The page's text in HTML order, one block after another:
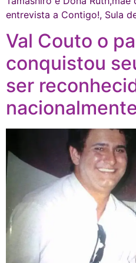
entrevista a Contigo!, Sula
Val Couto o
conquistou
ser